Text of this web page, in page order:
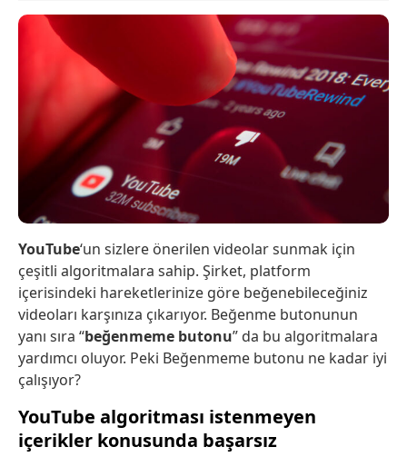
YouTube‘un sizlere önerilen videolar sunmak için
çeşitli algoritmalara sahip. Şirket, platform
içerisindeki hareketlerinize göre beğenebileceğiniz
videoları karşınıza çıkarıyor. Beğenme butonunun
yanı sıra “beğenmeme butonu” da bu algoritmalara
yardımcı oluyor. Peki Beğenmeme butonu ne kadar iyi
çalışıyor?
YouTube algoritması istenmeyen
içerikler konusunda başarsız